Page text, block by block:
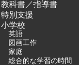
教科書／指導書
特別支援
小学校
英語
図画工作
家庭
総合的な学習の時間